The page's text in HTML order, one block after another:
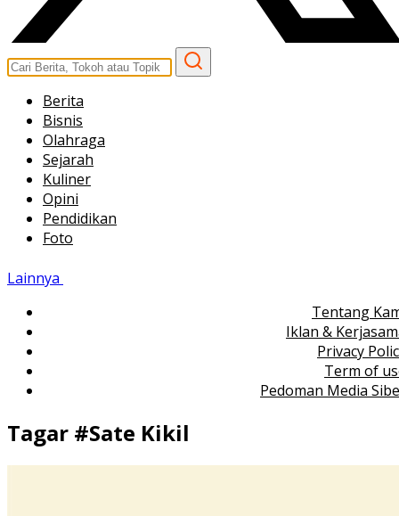
Berita
Bisnis
Olahraga
Sejarah
Kuliner
Opini
Pendidikan
Foto
Lainnya
Tentang
Iklan &
Privacy
Term of
Pedoman Media
Tagar #Sate Kikil